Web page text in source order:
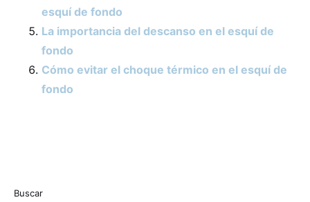
esquí de fondo
La importancia del descanso en el esquí de
fondo
Cómo evitar el choque térmico en el esquí de
fondo
Buscar